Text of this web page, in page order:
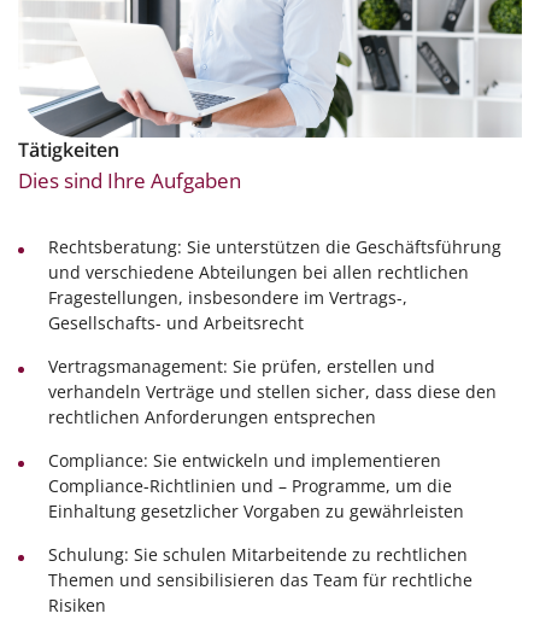
Tätigkeiten
Dies sind Ihre Aufgaben
Rechtsberatung: Sie unterstützen die Geschäftsführung
und verschiedene Abteilungen bei allen rechtlichen
Fragestellungen, insbesondere im Vertrags-,
Gesellschafts- und Arbeitsrecht
Vertragsmanagement: Sie prüfen, erstellen und
verhandeln Verträge und stellen sicher, dass diese den
rechtlichen Anforderungen entsprechen
Compliance: Sie entwickeln und implementieren
Compliance-Richtlinien und – Programme, um die
Einhaltung gesetzlicher Vorgaben zu gewährleisten
Schulung: Sie schulen Mitarbeitende zu rechtlichen
Themen und sensibilisieren das Team für rechtliche
Risiken